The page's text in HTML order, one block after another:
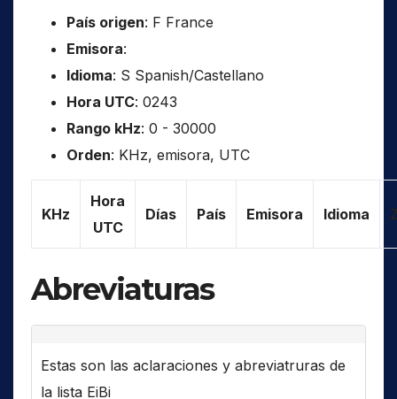
País origen: F France
Emisora:
Idioma: S Spanish/Castellano
Hora UTC: 0243
Rango kHz: 0 - 30000
Orden: KHz, emisora, UTC
KHz
Hora
UTC
Días País Emisora Idioma
Abreviaturas
Estas son las aclaraciones y abreviatruras de
la lista EiBi